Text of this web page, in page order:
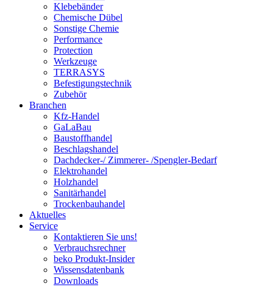
Klebebänder
Chemische Dübel
Sonstige Chemie
Performance
Protection
Werkzeuge
TERRASYS
Befestigungstechnik
Zubehör
Branchen
Kfz-Handel
GaLaBau
Baustoffhandel
Beschlagshandel
Dachdecker-/ Zimmerer- /Spengler-Bedarf
Elektrohandel
Holzhandel
Sanitärhandel
Trockenbauhandel
Aktuelles
Service
Kontaktieren Sie uns!
Verbrauchsrechner
beko Produkt-Insider
Wissensdatenbank
Downloads